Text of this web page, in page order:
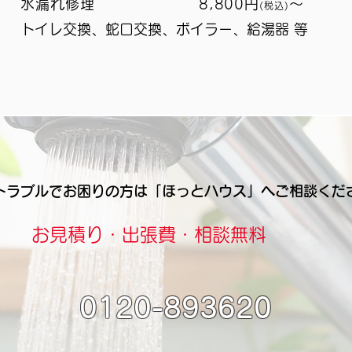
水漏れ修理 8,800円 (税込) ～
トイレ交換、蛇口交換、ボイラー、給湯器 等
ラブルでお困りの方は「ほっとハウス」へご相談くだ
​お見積り・出張費・相談無料
0120-893620